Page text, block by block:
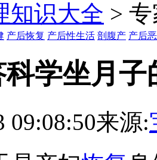
知识大全 >
产后恢复 产后性生活 剖腹产 产后
学坐月子
09:08:50来源: